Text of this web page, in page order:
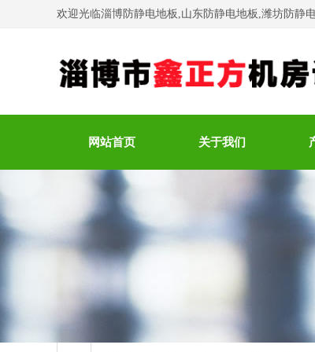
欢迎光临淄博防静电地板,山东防静电地板,潍坊防静
网站首页 关于我们